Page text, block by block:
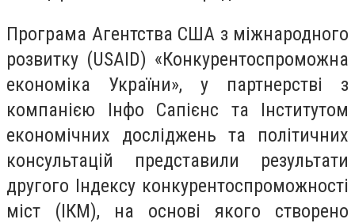
Програма Агентства США з міжнародного
розвитку (USAID) «Конкурентоспроможна
економіка України», у партнерстві з
компанією Інфо Сапієнс та Інститутом
економічних досліджень та політичних
консультацій представили результати
другого Індексу конкурентоспроможності
міст (ІКМ), на основі якого створено